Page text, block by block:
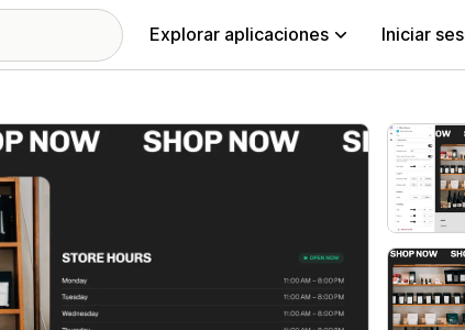
Explorar aplicaciones Iniciar